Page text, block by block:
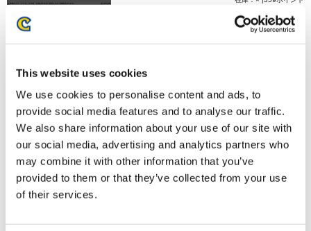
This website uses cookies
We use cookies to personalise content and ads, to
provide social media features and to analyse our traffic.
We also share information about your use of our site with
our social media, advertising and analytics partners who
may combine it with other information that you’ve
provided to them or that they’ve collected from your use
of their services.
いまでもボクらは、つながっている！セット～ / イーカプコ
ン購入特典付
お届け開始日： 2023/04/14 ～